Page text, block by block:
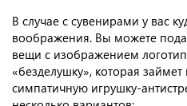
В случае с сувенирами у вас
воображения. Вы можете
вещи с изображением
«безделушку», которая
симпатичную игрушку-